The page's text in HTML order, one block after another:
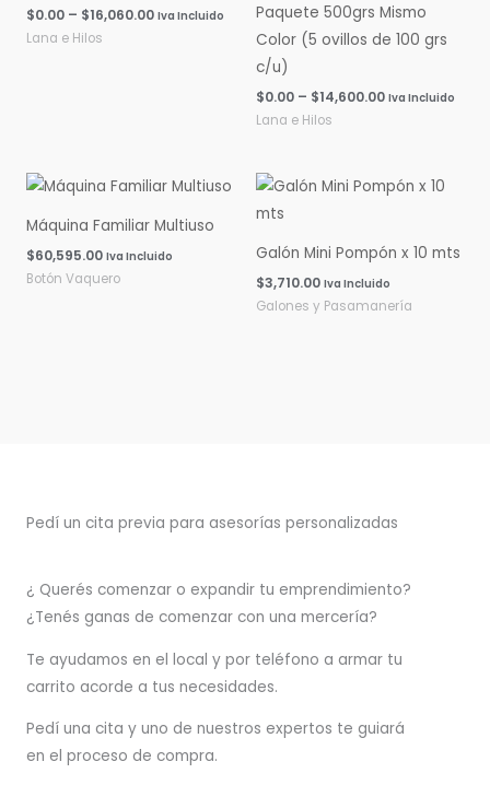
$0.00 – $16,060.00 Iva Incluido
Lana e Hilos
Paquete 500grs Mismo
Color (5 ovillos de 100 grs
c/u)
$0.00 – $14,600.00 Iva Incluido
Lana e Hilos
Máquina Familiar Multiuso
$60,595.00 Iva Incluido
Botón Vaquero
Galón Mini Pompón x 10 mts
$3,710.00 Iva Incluido
Galones y Pasamanería
Pedí un cita previa para asesorías personalizadas
¿ Querés comenzar o expandir tu emprendimiento?
¿Tenés ganas de comenzar con una mercería?
Te ayudamos en el local y por teléfono a armar tu
carrito acorde a tus necesidades.
Pedí una cita y uno de nuestros expertos te guiará
en el proceso de compra.